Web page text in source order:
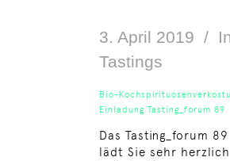
3. April 2019
Tastings
Bio-
Einladung Tasting_forum 89
Das Tasting_forum 89
lädt Sie sehr